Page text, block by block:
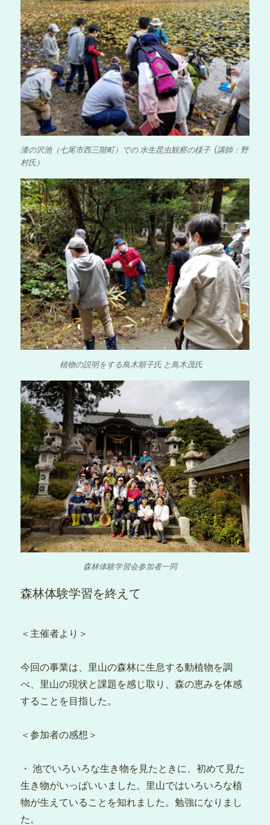
漆の沢池（七尾市西三階町）での 水生昆虫観察の様子 (講師：野
村氏）
植物の説明をする鳥木順子氏 と鳥木茂氏
森林体験学習会参加者一同
森林体験学習を終えて
＜主催者より＞
今回の事業は、里山の森林に生息する動植物を調
べ、里山の現状と課題を感じ取り、森の恵みを体感
することを目指した。
＜参加者の感想＞
・ 池でいろいろな生き物を見たときに、初めて見た
生き物がいっぱいいました。里山ではいろいろな植
物が生えていることを知れました。勉強になりまし
た。